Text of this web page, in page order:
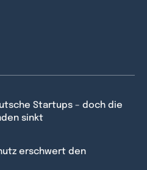
Startups – doch die
sinkt
erschwert den